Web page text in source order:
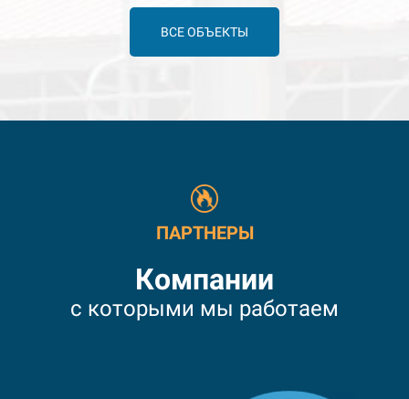
ВСЕ ОБЪЕКТЫ
ПАРТНЕРЫ
Компании
с которыми мы работаем